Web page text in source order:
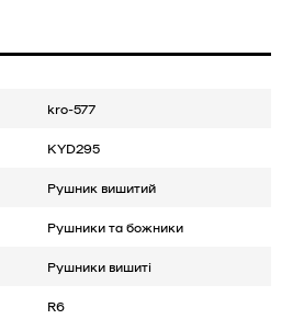
kro-577
KYD295
Рушник вишитий
Рушники та божники
Рушники вишиті
R6